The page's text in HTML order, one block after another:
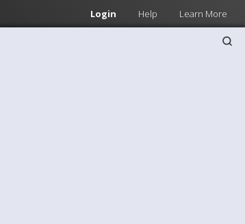
Login Help Learn More